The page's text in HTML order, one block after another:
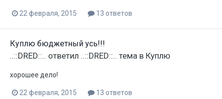
22 февраля, 2015 13 ответов
Куплю бюджетный усь!!!
..::DRED::.. ответил ..::DRED::.. тема в Куплю
хорошее дело!
22 февраля, 2015 13 ответов